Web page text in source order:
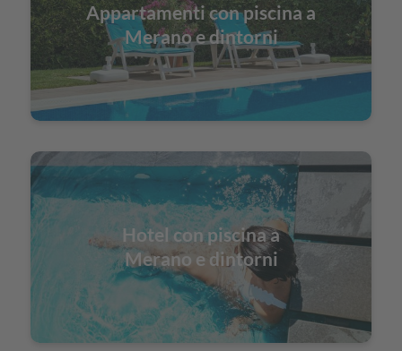
Appartamenti con piscina a
Merano e dintorni
Hotel con piscina a
Merano e dintorni